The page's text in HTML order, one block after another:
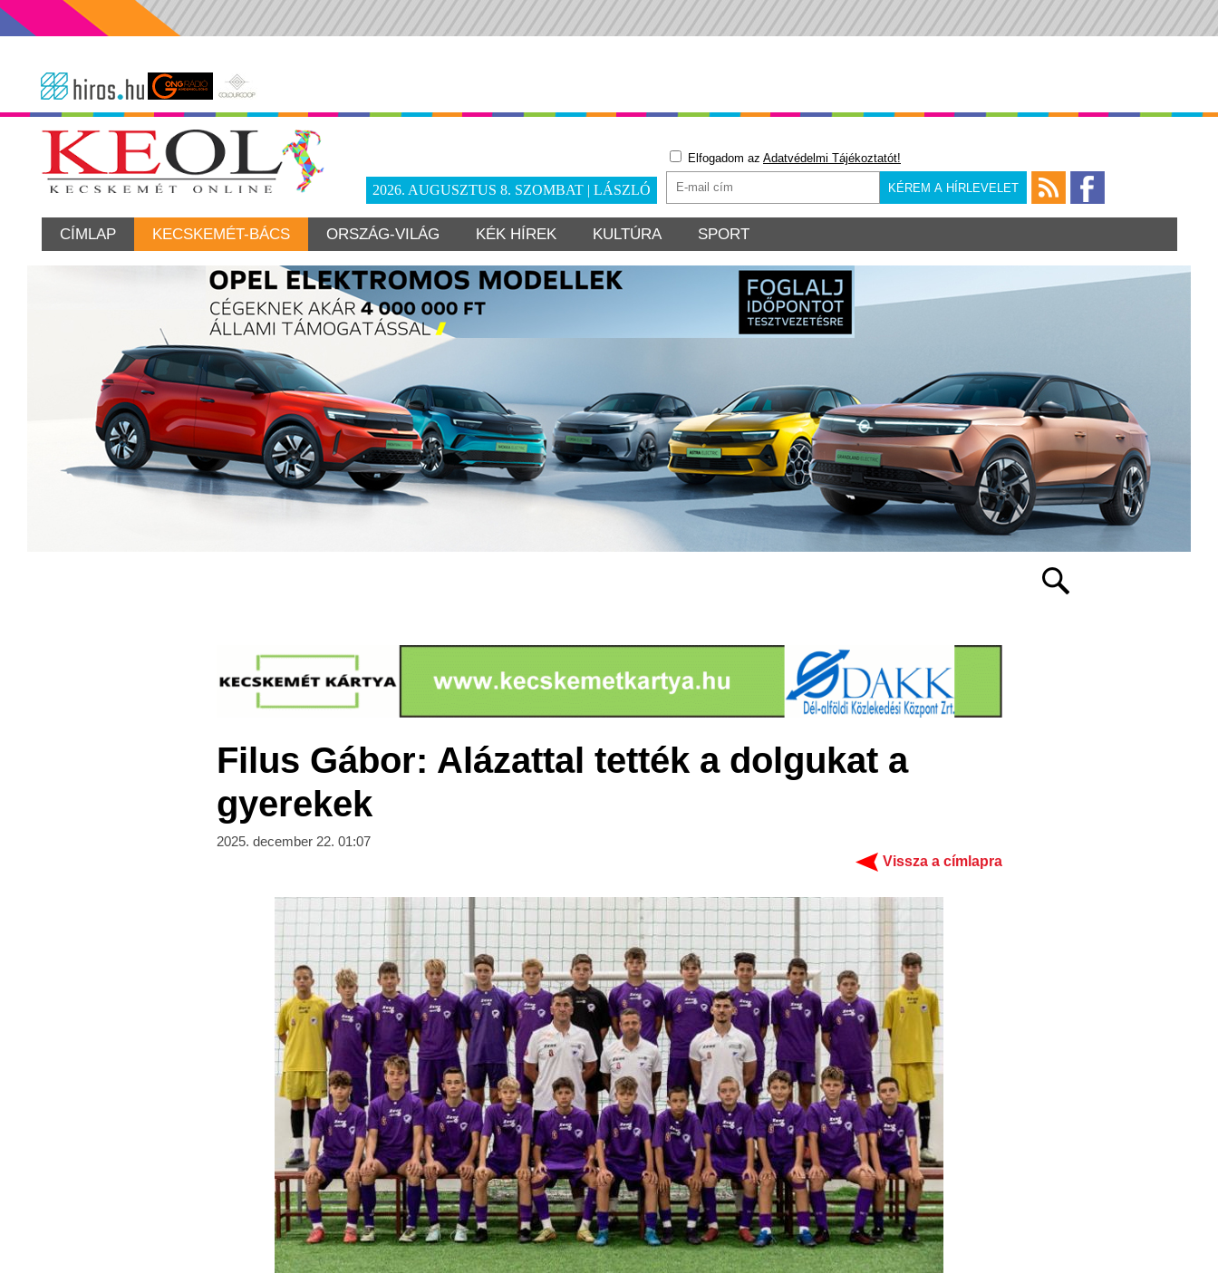
2026. AUGUSZTUS 8. SZOMBAT | LÁSZLÓ
Elfogadom az Adatvédelmi Tájékoztatót!
CÍMLAP KECSKEMÉT-BÁCS ORSZÁG-VILÁG KÉK HÍREK KULTÚRA SPORT
Filus Gábor: Alázattal tették a dolgukat a
gyerekek
2025. december 22. 01:07
Vissza a címlapra